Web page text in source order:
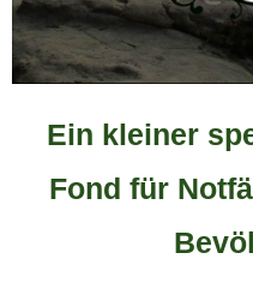
Ein kleiner
Fond für